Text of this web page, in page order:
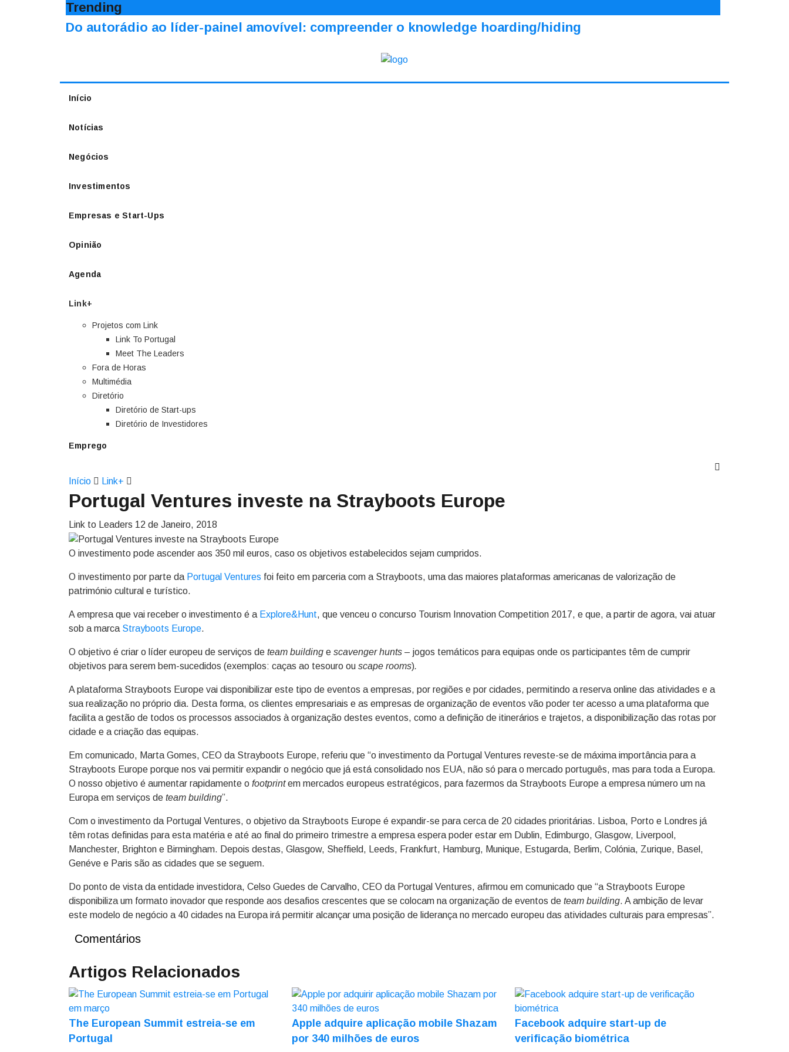
Trending
Do autorádio ao líder-painel amovível: compreender o knowledge hoarding/hiding
Início
Notícias
Negócios
Investimentos
Empresas e Start-Ups
Opinião
Agenda
Link+
Projetos com Link
Link To Portugal
Meet The Leaders
Fora de Horas
Multimédia
Diretório
Diretório de Start-ups
Diretório de Investidores
Emprego
Início Link+
Portugal Ventures investe na Strayboots Europe
Link to Leaders 12 de Janeiro, 2018
O investimento pode ascender aos 350 mil euros, caso os objetivos estabelecidos sejam cumpridos.
O investimento por parte da Portugal Ventures foi feito em parceria com a Strayboots, uma das maiores plataformas americanas de valorização de
património cultural e turístico.
A empresa que vai receber o investimento é a Explore&Hunt, que venceu o concurso Tourism Innovation Competition 2017, e que, a partir de agora, vai atuar
sob a marca Strayboots Europe.
O objetivo é criar o líder europeu de serviços de team building e scavenger hunts – jogos temáticos para equipas onde os participantes têm de cumprir
objetivos para serem bem-sucedidos (exemplos: caças ao tesouro ou scape rooms).
A plataforma Strayboots Europe vai disponibilizar este tipo de eventos a empresas, por regiões e por cidades, permitindo a reserva online das atividades e a
sua realização no próprio dia. Desta forma, os clientes empresariais e as empresas de organização de eventos vão poder ter acesso a uma plataforma que
facilita a gestão de todos os processos associados à organização destes eventos, como a definição de itinerários e trajetos, a disponibilização das rotas por
cidade e a criação das equipas.
Em comunicado, Marta Gomes, CEO da Strayboots Europe, referiu que “o investimento da Portugal Ventures reveste-se de máxima importância para a
Strayboots Europe porque nos vai permitir expandir o negócio que já está consolidado nos EUA, não só para o mercado português, mas para toda a Europa.
O nosso objetivo é aumentar rapidamente o footprintem mercados europeus estratégicos, para fazermos da Strayboots Europe a empresa número um na
Europa em serviços de team building”.
Com o investimento da Portugal Ventures, o objetivo da Strayboots Europe é expandir-se para cerca de 20 cidades prioritárias. Lisboa, Porto e Londres já
têm rotas definidas para esta matéria e até ao final do primeiro trimestre a empresa espera poder estar em Dublin, Edimburgo, Glasgow, Liverpool,
Manchester, Brighton e Birmingham. Depois destas, Glasgow, Sheffield, Leeds, Frankfurt, Hamburg, Munique, Estugarda, Berlim, Colónia, Zurique, Basel,
Genéve e Paris são as cidades que se seguem.
Do ponto de vista da entidade investidora, Celso Guedes de Carvalho, CEO da Portugal Ventures, afirmou em comunicado que “a Strayboots Europe
disponibiliza um formato inovador que responde aos desafios crescentes que se colocam na organização de eventos de team building. A ambição de levar
este modelo de negócio a 40 cidades na Europa irá permitir alcançar uma posição de liderança no mercado europeu das atividades culturais para empresas”.
Comentários
Artigos Relacionados
The European Summit estreia-se em
Portugal
Apple adquire aplicação mobile Shazam
por 340 milhões de euros
Facebook adquire start-up de
verificação biométrica